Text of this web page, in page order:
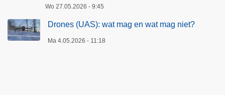
Wo 27.05.2026 - 9:45
Drones (UAS): wat mag en wat mag niet?
Ma 4.05.2026 - 11:18